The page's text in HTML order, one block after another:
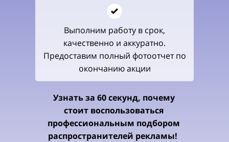
Узнать за 60 секунд, почему
стоит воспользоваться
профессиональным подбором
распространителей рекламы!
Выполним работу в срок,
качественно и аккуратно.
Предоставим полный фотоотчет по
окончанию акции